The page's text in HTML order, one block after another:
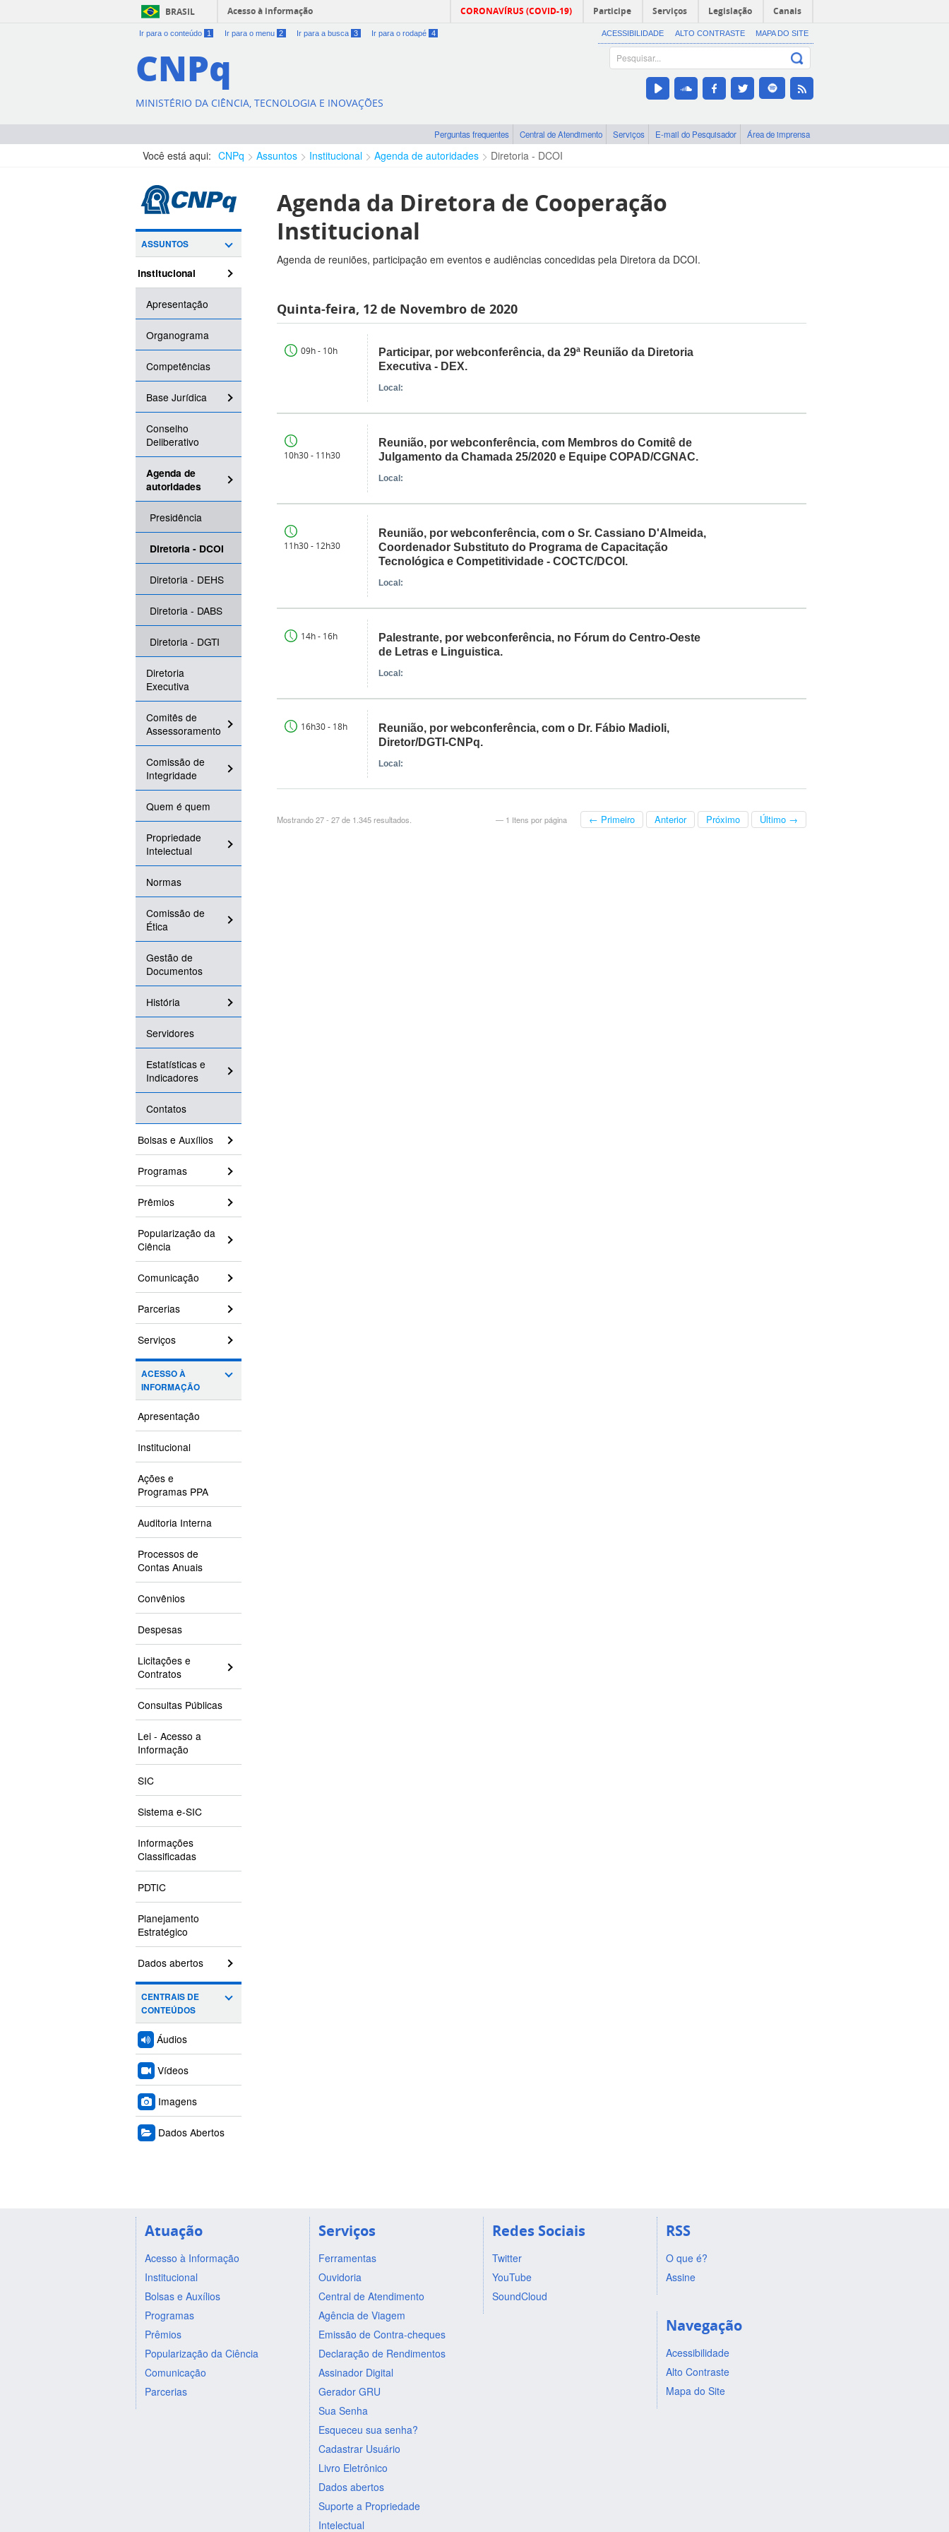
BRASIL Acesso à informação CORONAVÍRUS (COVID-19) Participe Serviços Legislação Canais
Ir para o conteúdo 1 Ir para o menu 2 Ir para a busca 3 Ir para o rodapé 4 ACESSIBILIDADE ALTO CONTRASTE MAPA DO SITE
CNPq
MINISTÉRIO DA CIÊNCIA, TECNOLOGIA E INOVAÇÕES
Perguntas frequentes Central de Atendimento Serviços E-mail do Pesquisador Área de imprensa
Você está aqui: CNPq Assuntos Institucional Agenda de autoridades Diretoria - DCOI
ASSUNTOS
Institucional
Apresentação
Organograma
Competências
Base Jurídica
Conselho
Deliberativo
Agenda de
autoridades
Presidência
Diretoria - DCOI
Diretoria - DEHS
Diretoria - DABS
Diretoria - DGTI
Diretoria
Executiva
Comitês de
Assessoramento
Comissão de
Integridade
Quem é quem
Propriedade
Intelectual
Normas
Comissão de
Ética
Gestão de
Documentos
História
Servidores
Estatísticas e
Indicadores
Contatos
Bolsas e Auxílios
Programas
Prêmios
Popularização da
Ciência
Comunicação
Parcerias
Serviços
ACESSO À
INFORMAÇÃO
Apresentação
Institucional
Ações e
Programas PPA
Auditoria Interna
Processos de
Contas Anuais
Convênios
Despesas
Licitações e
Contratos
Consultas Públicas
Lei - Acesso a
Informação
SIC
Sistema e-SIC
Informações
Classificadas
PDTIC
Planejamento
Estratégico
Dados abertos
CENTRAIS DE
CONTEÚDOS
Áudios
Vídeos
Imagens
Dados Abertos
Agenda da Diretora de Cooperação
Institucional
Agenda de reuniões, participação em eventos e audiências concedidas pela Diretora da DCOI.
Quinta-feira, 12 de Novembro de 2020
09h - 10h
Participar, por webconferência, da 29ª Reunião da Diretoria
Executiva - DEX.
Local:
10h30 - 11h30
Reunião, por webconferência, com Membros do Comitê de
Julgamento da Chamada 25/2020 e Equipe COPAD/CGNAC.
Local:
11h30 - 12h30
Reunião, por webconferência, com o Sr. Cassiano D'Almeida,
Coordenador Substituto do Programa de Capacitação
Tecnológica e Competitividade - COCTC/DCOI.
Local:
14h - 16h
Palestrante, por webconferência, no Fórum do Centro-Oeste
de Letras e Linguistica.
Local:
16h30 - 18h
Reunião, por webconferência, com o Dr. Fábio Madioli,
Diretor/DGTI-CNPq.
Local:
— 1 Itens por página
Mostrando 27 - 27 de 1.345 resultados. ← Primeiro Anterior Próximo Último →
Atuação
Acesso à Informação
Institucional
Bolsas e Auxílios
Programas
Prêmios
Popularização da Ciência
Comunicação
Parcerias
Serviços
Ferramentas
Ouvidoria
Central de Atendimento
Agência de Viagem
Emissão de Contra-cheques
Declaração de Rendimentos
Assinador Digital
Gerador GRU
Sua Senha
Esqueceu sua senha?
Cadastrar Usuário
Livro Eletrônico
Dados abertos
Suporte a Propriedade
Intelectual
Redes Sociais
Twitter
YouTube
SoundCloud
RSS
O que é?
Assine
Navegação
Acessibilidade
Alto Contraste
Mapa do Site